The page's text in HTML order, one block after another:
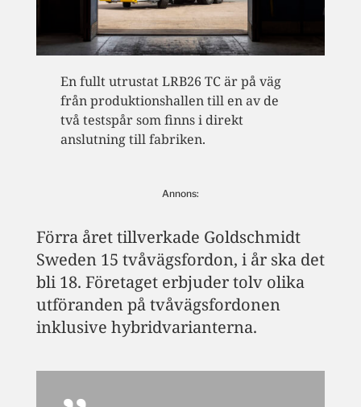
En fullt utrustat LRB26 TC är på väg
från produktionshallen till en av de
två testspår som finns i direkt
anslutning till fabriken.
Annons:
Förra året tillverkade Goldschmidt
Sweden 15 tvåvägsfordon, i år ska det
bli 18. Företaget erbjuder tolv olika
utföranden på tvåvägsfordonen
inklusive hybridvarianterna.